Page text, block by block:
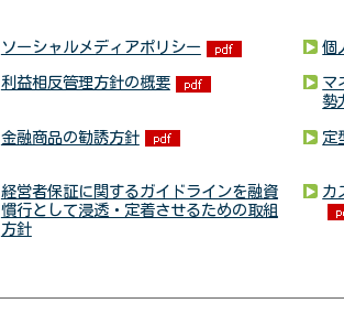
ソーシャルメディアポリシー 個
利益相反管理方針の概要
マ
勢
金融商品の勧誘方針 定
経営者保証に関するガイドラインを融資
慣行として浸透・定着させるための取組
方針
カ